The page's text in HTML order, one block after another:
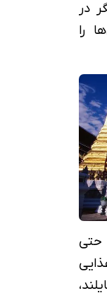
در
را
حتی